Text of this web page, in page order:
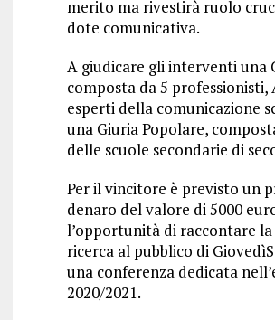
merito ma rivestirà ruolo
dote comunicativa.
A giudicare gli interventi una
composta da 5 professionisti,
esperti della comunicazione
una Giuria Popolare,
delle scuole secondarie di
Per il vincitore è previsto un
denaro del valore di 5000
l’opportunità di raccontare
ricerca al pubblico di
una conferenza dedicata
2020/2021.